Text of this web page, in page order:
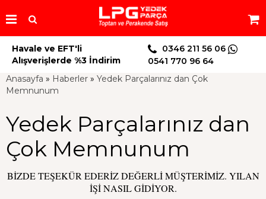
Havale ve EFT'li
Alışverişlerde %3 İndirim
0346 211 56 06
0541 770 96 64
Anasayfa » Haberler » Yedek Parçalarınız dan Çok
Memnunum
Yedek Parçalarınız dan
Çok Memnunum
BİZDE TEŞEKÜR EDERİZ DEĞERLİ MÜŞTERİMİZ. YILAN
İŞİ NASIL GİDİYOR.